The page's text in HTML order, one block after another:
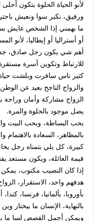
لأنو الحياة الحلوة بتكون
ورفيق، نكبر سوا ونعيش
ما بهمني إذا الشخص عايش
أو أستراليا أو إيطاليا، لأنو
أهم شي يكون رجل صادق، جدي،
للارتباط وتكوين أسرة
كتير ناس سافرت وبلشت حياة
والزواج الناجح بعيد عن
الزواج مشاركة وأمان وراحة
يضل موجود بالحلوة والمرة.
بحب البساطة، وبحب البيت
بالمظاهر، السعادة
كبيرة، كل يلي بتمناه رجل
قيمة العائلة، ويكون مستعد
إذا كان النصيب مكتوب،
هدفهم واحد، الاستقرار،
بأوروبا، بألمانيا، فرنسا،
بالنهاية، الإنسان ما بيختار
ويمكن أجمل القصص لسا ما